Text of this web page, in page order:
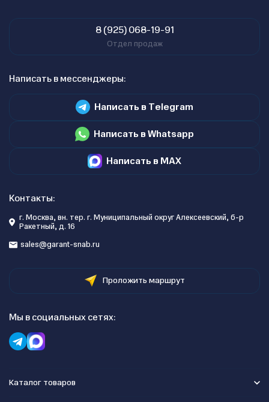
8 (925) 068-19-91
Отдел продаж
Написать в мессенджеры:
Написать в Telegram
Написать в Whatsapp
Написать в MAX
Контакты:
г. Москва, вн. тер. г. Муниципальный округ Алексеевский, б-р
Ракетный, д. 16
sales@garant-snab.ru
Проложить маршрут
Мы в социальных сетях:
Каталог товаров